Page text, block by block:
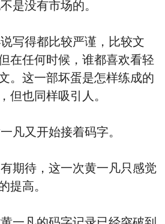
是没有市场的。
写得都比较严谨，比较文
在任何时候，谁都喜欢看轻
。这一部坏蛋是怎样练成的
但也同样吸引人。
凡又开始接着码字。
期待，这一次黄一凡只感觉
提高。